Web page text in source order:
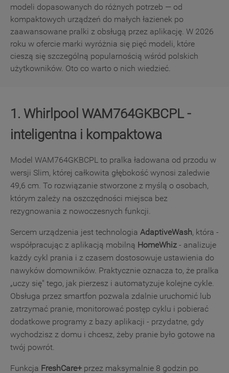
modeli dopasowanych do różnych potrzeb — od
kompaktowych urządzeń do małych łazienek po
zaawansowane pralki z obsługą przez aplikację. W 2026
roku w ofercie marki wyróżnia się pięć modeli, które
cieszą się szczególną popularnością wśród polskich
użytkowników. Oto co warto o nich wiedzieć.
1. Whirlpool WAM764GKBCPL -
inteligentna i kompaktowa
Model WAM764GKBCPL to pralka ładowana od przodu w
wersji Slim, której całkowita głębokość wynosi zaledwie
49,6 cm. To rozwiązanie stworzone z myślą o osobach,
którym zależy na oszczędności miejsca bez
rezygnowania z nowoczesnych funkcji.
Sercem urządzenia jest technologia AdaptiveWash, która -
współpracując z aplikacją mobilną HomeWhiz - analizuje
każdy cykl prania i z czasem dostosowuje ustawienia do
nawyków domowników. Praktycznie oznacza to, że pralka
„uczy się" tego, jak pierzesz i automatyzuje kolejne cykle.
Obsługa przez smartfon pozwala zdalnie uruchomić lub
zatrzymać pranie, monitorować postęp cyklu i pobierać
dodatkowe programy z bazy aplikacji - przydatne, gdy
wychodzisz z domu i chcesz, żeby pranie było gotowe na
twój powrót.
Funkcja FreshCare+ przez maksymalnie 8 godzin po